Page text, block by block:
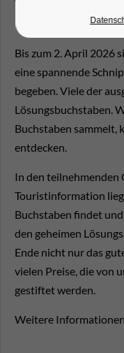
Bis zum 2. April 2026
eine spannende
begeben. Viele der
Lösungsbuchstaben.
Buchstaben sammelt,
entdecken.
In den teilnehmenden
Touristinformation
Buchstaben findet
den geheimen
Ende nicht nur das
vielen Preise, die von
gestiftet werden.
Weitere